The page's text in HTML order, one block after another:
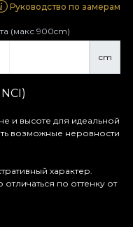
Руководство по замерам
cm
(макс 900cm)
и высоте для идеальной
возможные неровности
характер.
по оттенку от